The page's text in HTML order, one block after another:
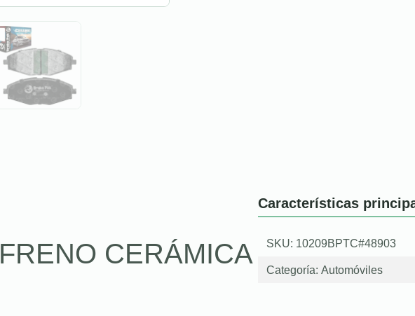
CERÁMICA
Características
SKU: 10209BPTC#48903
Categoría: Automóviles